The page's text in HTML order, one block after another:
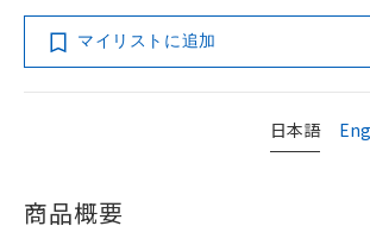
マイリストに追加
日本語
商品概要